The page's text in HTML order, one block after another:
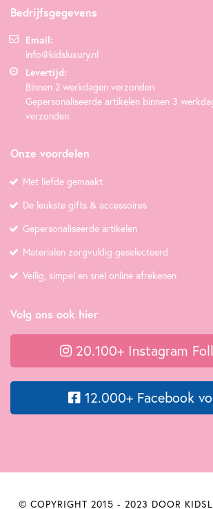
Bedrijfsgegevens
Email:
info@kidsluxury.nl
Levertijd:
Binnen 2 werkdagen verzonden
Gepersonaliseerde artikelen binnen 3
verzonden
Onze voordelen
Met liefde gemaakt
De leukste gifts & accessoires
Gepersonaliseerde artikelen
Materialen zorgvuldig geselecteerd
Veilig, simpel en snel online afrekenen
Volg ons ook hier
20.100+ Instagram
12.000+ Facebook
© COPYRIGHT 2015 - 2023 DOOR